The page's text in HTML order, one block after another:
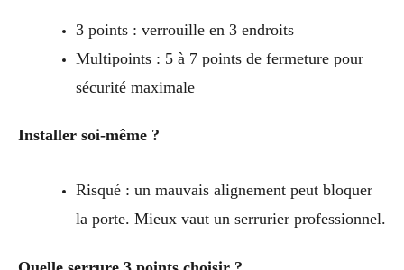
3 points : verrouille en 3 endroits
Multipoints : 5 à 7 points de fermeture pour
sécurité maximale
Installer soi-même ?
Risqué : un mauvais alignement peut bloquer
la porte. Mieux vaut un serrurier professionnel.